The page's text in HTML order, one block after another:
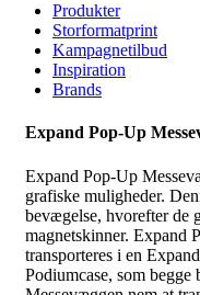
Produkter
Storformatprint
Kampagnetilbud
Inspiration
Brands
Expand Pop-Up
Expand Pop-Up
grafiske muligheder.
bevægelse, hvorefter de
magnetskinner. Expand
transporteres i en
Podiumcase, som